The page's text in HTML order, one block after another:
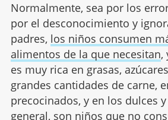
Normalmente, sea por los
por el desconocimiento y
padres, los niños consumen
alimentos de la que necesitan,
es muy rica en grasas,
grandes cantidades de carne,
precocinados, y en los dulces
general, son niños que no